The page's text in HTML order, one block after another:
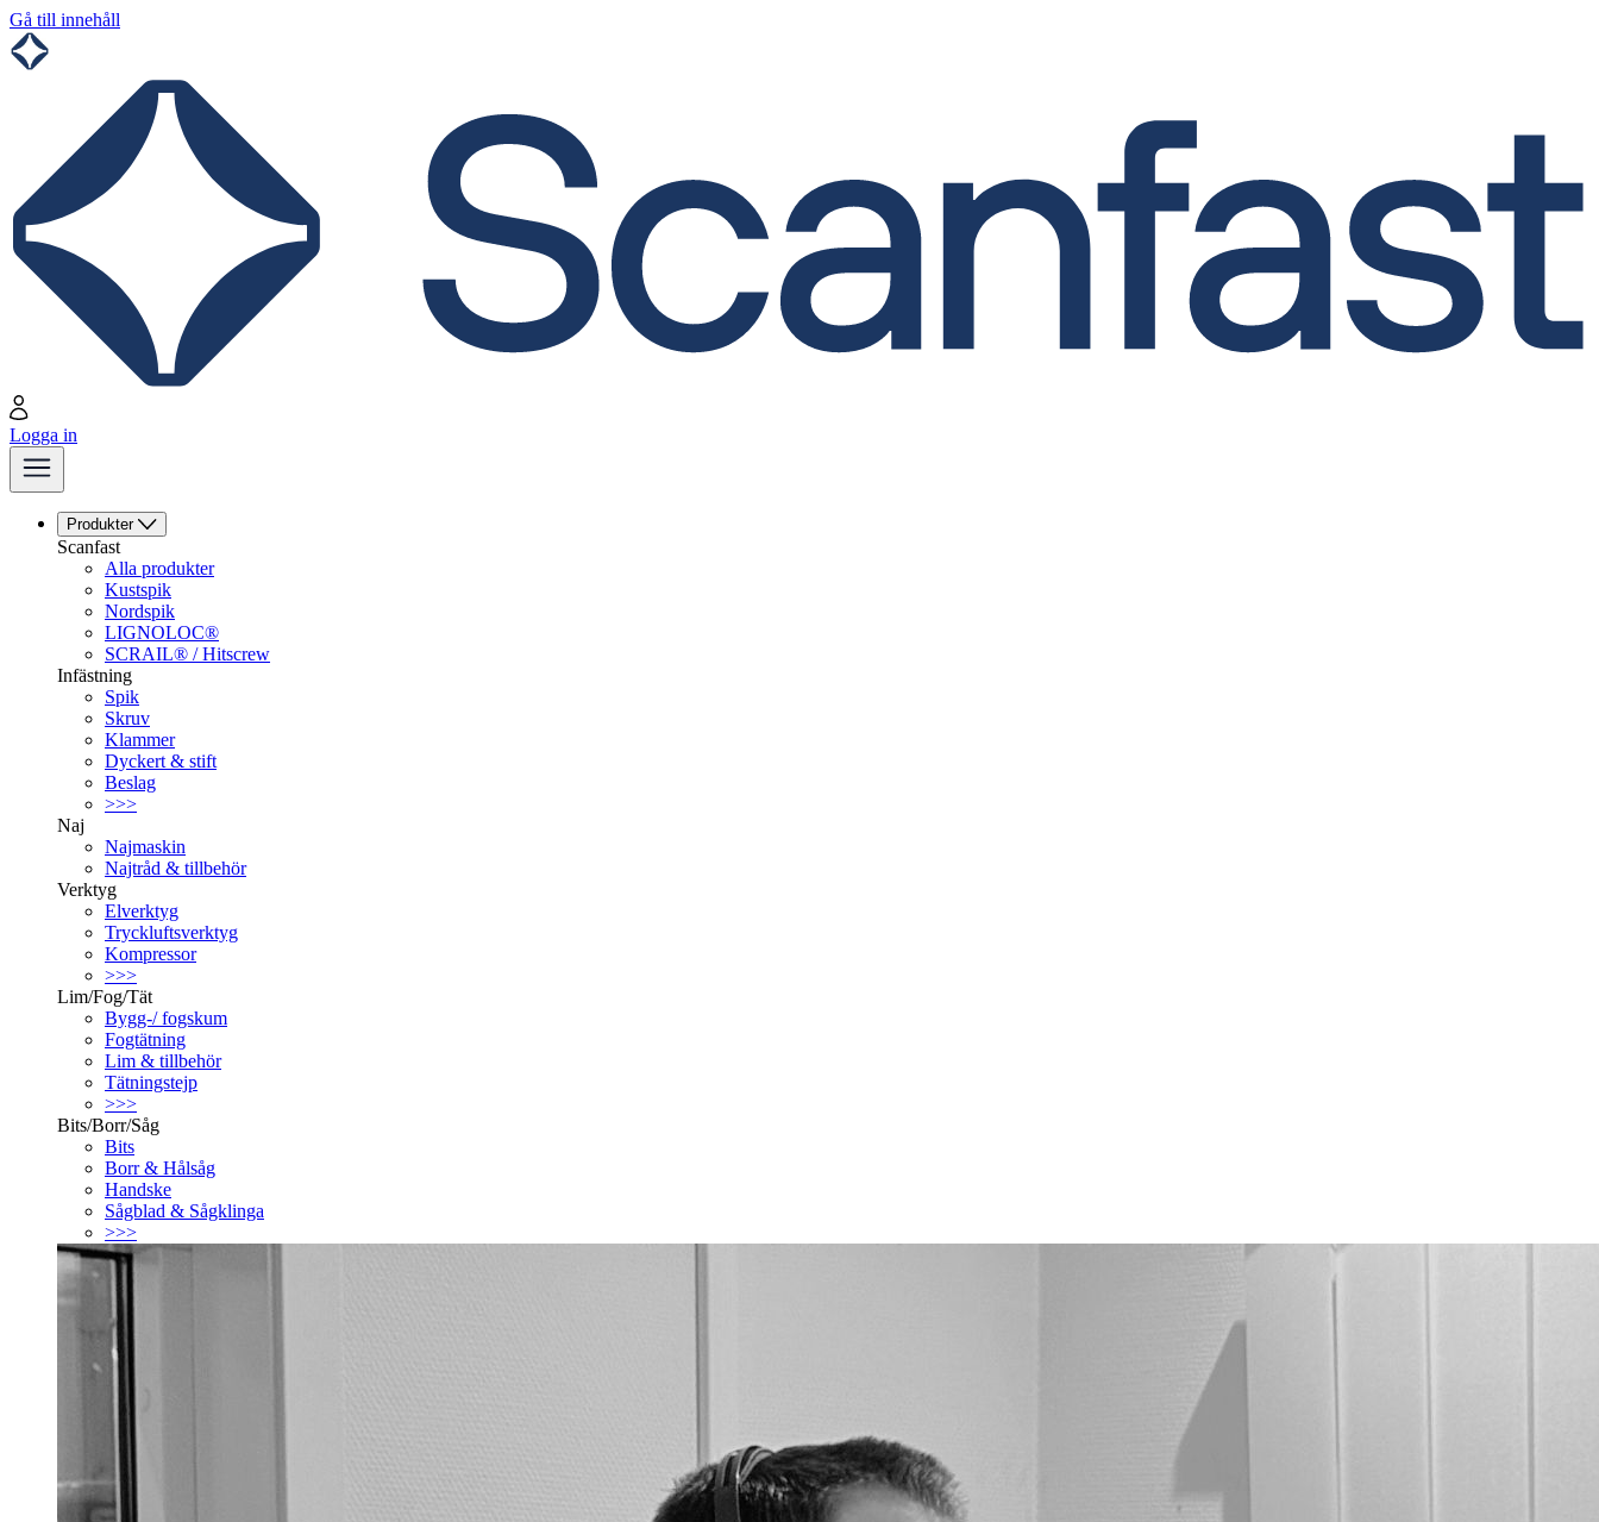
Gå till innehåll
Logga in
Produkter
Scanfast
Alla produkter
Kustspik
Nordspik
LIGNOLOC®
SCRAIL® / Hitscrew
Infästning
Spik
Skruv
Klammer
Dyckert & stift
Beslag
>>>
Naj
Najmaskin
Najtråd & tillbehör
Verktyg
Elverktyg
Tryckluftsverktyg
Kompressor
>>>
Lim/Fog/Tät
Bygg-/ fogskum
Fogtätning
Lim & tillbehör
Tätningstejp
>>>
Bits/Borr/Såg
Bits
Borr & Hålsåg
Handske
Sågblad & Sågklinga
>>>